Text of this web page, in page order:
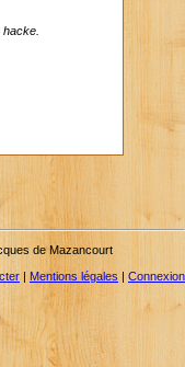
hacke.
de Mazancourt
| Mentions légales | Connexion